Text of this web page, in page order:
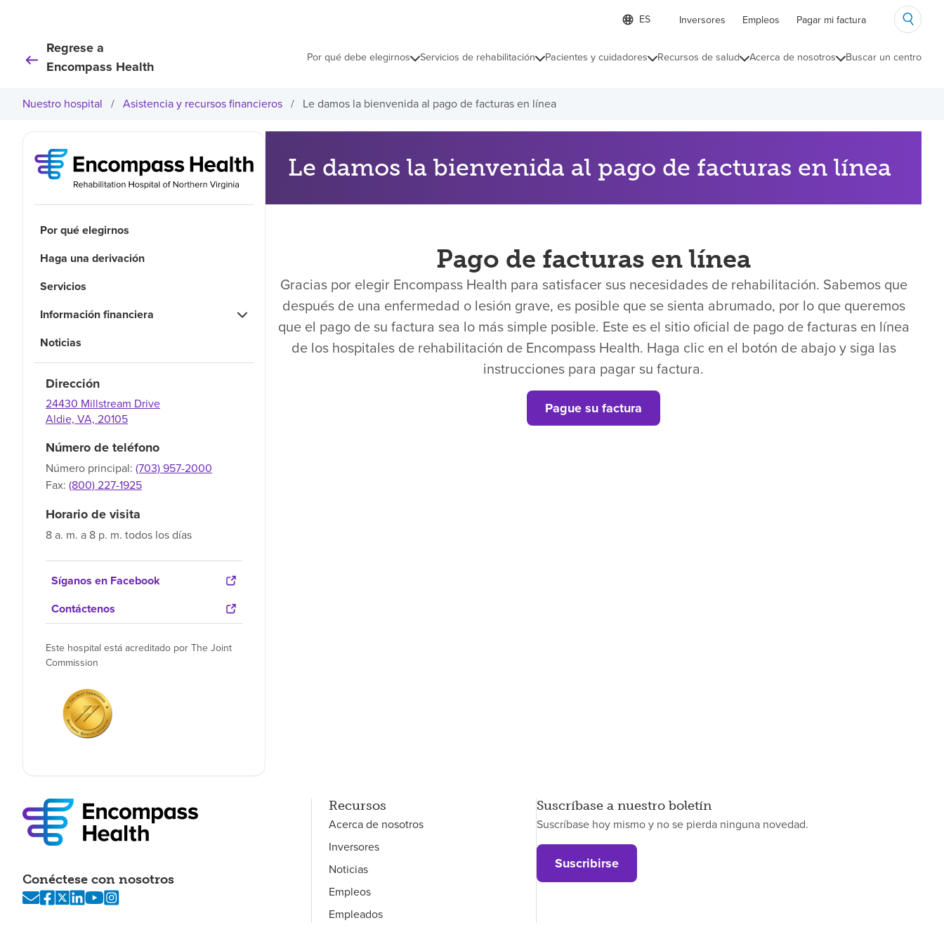
Lista
de
contraída
I
d
o
e
i
Inversores Empleos Pagar mi factura
Regrese a
Encompass Health
Por qué debe elegirnos Servicios de rehabilitación Pacientes y cuidadores Recursos de salud Acerca de nosotros Buscar un centro
Nuestro hospital / Asistencia y recursos financieros / Le damos la bienvenida al pago de facturas en línea
Por qué elegirnos
Haga una derivación
Servicios
Información financiera
Noticias
Dirección
24430 Millstream Drive
Aldie, VA, 20105
Número de teléfono
Número principal: (703) 957-2000
Fax: (800) 227-1925
Horario de visita
8 a. m. a 8 p. m. todos los días
Síganos en Facebook
Contáctenos
Este hospital está acreditado por The Joint
Commission
Le damos la bienvenida al pago de facturas en línea
Pago de facturas en línea
Gracias por elegir Encompass Health para satisfacer sus necesidades de rehabilitación. Sabemos que
después de una enfermedad o lesión grave, es posible que se sienta abrumado, por lo que queremos
que el pago de su factura sea lo más simple posible. Este es el sitio oficial de pago de facturas en línea
de los hospitales de rehabilitación de Encompass Health. Haga clic en el botón de abajo y siga las
instrucciones para pagar su factura.
Pague su factura
Conéctese con nosotros
Recursos
Acerca de nosotros
Inversores
Noticias
Empleos
Empleados
Suscríbase a nuestro boletín
Suscríbase hoy mismo y no se pierda ninguna novedad.
Suscribirse